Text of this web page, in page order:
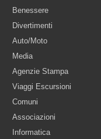
Benessere
Divertimenti
Auto/Moto
Media
Agenzie Stampa
Viaggi Escursioni
Comuni
Associazioni
Informatica